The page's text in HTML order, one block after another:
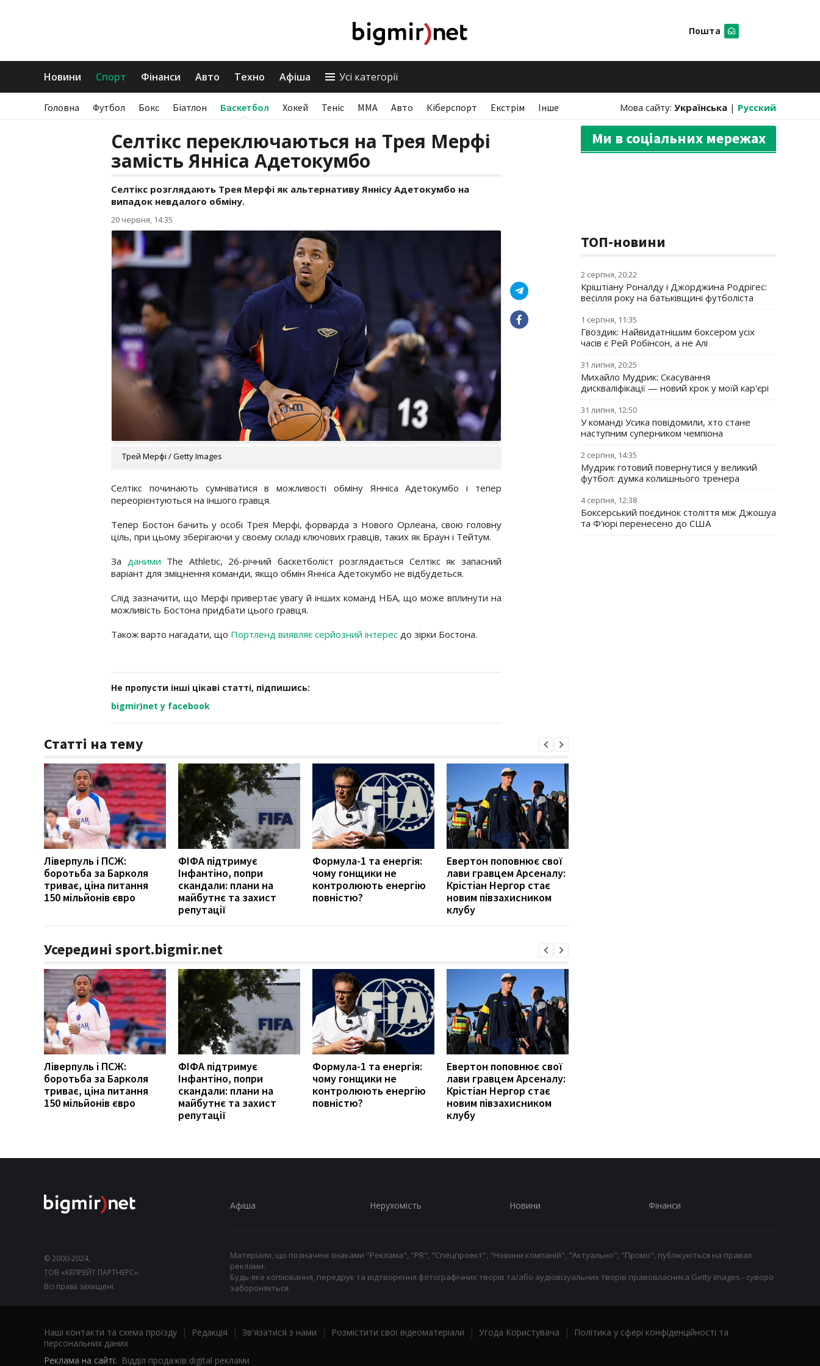
Пошта
Новини Спорт Фінанси Авто Техно Афіша Усі категорії
Головна Футбол Бокс Біатлон Баскетбол Хокей Теніс ММА Авто Кіберспорт Екстрім Інше Мова сайту: Українська | Русский
Селтікс переключаються на Трея Мерфі
замість Янніса Адетокумбо
Селтікс розглядають Трея Мерфі як альтернативу Яннісу Адетокумбо на
випадок невдалого обміну.
20 червня, 14:35
Трей Мерфі / Getty Images
Селтікс починають сумніватися в можливості обміну Янніса Адетокумбо і тепер
переорієнтуються на іншого гравця.
Тепер Бостон бачить у особі Трея Мерфі, форварда з Нового Орлеана, свою головну
ціль, при цьому зберігаючи у своєму складі ключових гравців, таких як Браун і Тейтум.
За даними The Athletic, 26-річний баскетболіст розглядається Селтікс як запасний
варіант для зміцнення команди, якщо обмін Янніса Адетокумбо не відбудеться.
Слід зазначити, що Мерфі привертає увагу й інших команд НБА, що може вплинути на
можливість Бостона придбати цього гравця.
Також варто нагадати, що Портленд виявляє серйозний інтерес до зірки Бостона.
Не пропусти інші цікаві статті, підпишись:
bigmir)net у facebook
Статті на тему
Ліверпуль і ПСЖ:
боротьба за Барколя
триває, ціна питання
150 мільйонів євро
ФІФА підтримує
Інфантіно, попри
скандали: плани на
майбутнє та захист
репутації
Формула-1 та енергія:
чому гонщики не
контролюють енергію
повністю?
Евертон поповнює свої
лави гравцем Арсеналу:
Крістіан Нергор стає
новим півзахисником
клубу
Усередині sport.bigmir.net
Ліверпуль і ПСЖ:
боротьба за Барколя
триває, ціна питання
150 мільйонів євро
ФІФА підтримує
Інфантіно, попри
скандали: плани на
майбутнє та захист
репутації
Формула-1 та енергія:
чому гонщики не
контролюють енергію
повністю?
Евертон поповнює свої
лави гравцем Арсеналу:
Крістіан Нергор стає
новим півзахисником
клубу
Ми в соціальних мережах
ТОП-новини
2 серпня, 20:22
Кріштіану Роналду і Джорджина Родрігес:
весілля року на батьківщині футболіста
1 серпня, 11:35
Гвоздик: Найвидатнішим боксером усіх
часів є Рей Робінсон, а не Алі
31 липня, 20:25
Михайло Мудрик: Скасування
дискваліфікації — новий крок у моїй кар'єрі
31 липня, 12:50
У команді Усика повідомили, хто стане
наступним суперником чемпіона
2 серпня, 14:35
Мудрик готовий повернутися у великий
футбол: думка колишнього тренера
4 серпня, 12:38
Боксерський поєдинок століття між Джошуа
та Ф'юрі перенесено до США
© 2000-2024,
ТОВ «КЕПРЕЙТ ПАРТНЕРС».
Всі права захищені.
Афіша Нерухомість Новини Фінанси
Матеріали, що позначені знаками "Реклама", "PR", "Спецпроект", "Новини компаній", "Актуально", "Промо", публікуються на правах
реклами.
Будь-яке копіювання, передрук та відтворення фотографічних творів та/або аудіовізуальних творів правовласника Getty Images - суворо
забороняється.
Наші контакти та схема проїзду | Редакція | Зв'язатися з нами | Розмістити свої відеоматеріали | Угода Користувача |
Політика у сфері конфіденційності та
персональних даних
Реклама на сайті: Відділ продажів digital реклами